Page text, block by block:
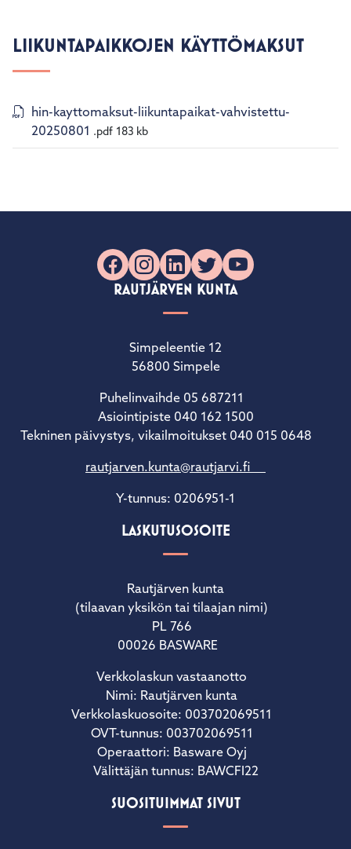
LIIKUNTAPAIKKOJEN KÄYTTÖMAKSUT
hin-kayttomaksut-liikuntapaikat-vahvistettu-
20250801 .pdf 183 kb
Facebook
Instagram
LinkedIn
X YouTube
RAUTJÄRVEN KUNTA
Simpeleentie 12
56800 Simpele
Puhelinvaihde 05 687211
Asiointipiste 040 162 1500
Tekninen päivystys, vikailmoitukset 040 015 0648
rautjarven.kunta@rautjarvi.fi
Y-tunnus: 0206951-1
LASKUTUSOSOITE
Rautjärven kunta
(tilaavan yksikön tai tilaajan nimi)
PL 766
00026 BASWARE
Verkkolaskun vastaanotto
Nimi: Rautjärven kunta
Verkkolaskuosoite: 003702069511
OVT-tunnus: 003702069511
Operaattori: Basware Oyj
Välittäjän tunnus: BAWCFI22
SUOSITUIMMAT SIVUT